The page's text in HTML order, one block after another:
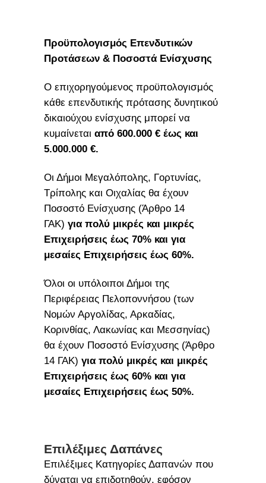
Προϋπολογισμός Επενδυτικών
Προτάσεων & Ποσοστά Ενίσχυσης
Ο επιχορηγούμενος προϋπολογισμός
κάθε επενδυτικής πρότασης δυνητικού
δικαιούχου ενίσχυσης μπορεί να
κυμαίνεται από 600.000 € έως και
5.000.000 €.
Οι Δήμοι Μεγαλόπολης, Γορτυνίας,
Τρίπολης και Οιχαλίας θα έχουν
Ποσοστό Ενίσχυσης (Άρθρο 14
ΓΑΚ) για πολύ μικρές και μικρές
Επιχειρήσεις έως 70% και για
μεσαίες Επιχειρήσεις έως 60%.
Όλοι οι υπόλοιποι Δήμοι της
Περιφέρειας Πελοποννήσου (των
Νομών Αργολίδας, Αρκαδίας,
Κορινθίας, Λακωνίας και Μεσσηνίας)
θα έχουν Ποσοστό Ενίσχυσης (Άρθρο
14 ΓΑΚ) για πολύ μικρές και μικρές
Επιχειρήσεις έως 60% και για
μεσαίες Επιχειρήσεις έως 50%.
Επιλέξιμες Δαπάνες
Επιλέξιμες Κατηγορίες Δαπανών που
δύναται να επιδοτηθούν, εφόσον